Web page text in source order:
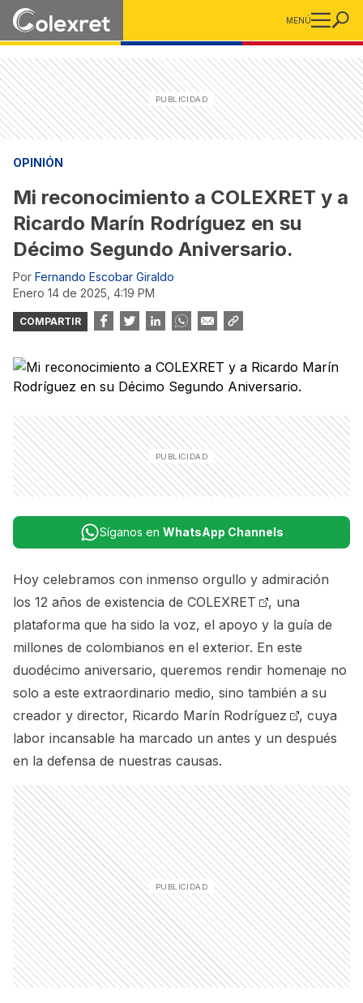
MENÚ
OPINIÓN
Mi reconocimiento a COLEXRET y a
Ricardo Marín Rodríguez en su
Décimo Segundo Aniversario.
Por Fernando Escobar Giraldo
enero 14 de 2025, 4:19 PM
COMPARTIR
Síganos en WhatsApp Channels
Hoy celebramos con inmenso orgullo y admiración
los 12 años de existencia de COLEXRET
, una
plataforma que ha sido la voz, el apoyo y la guía de
millones de colombianos en el exterior. En este
duodécimo aniversario, queremos rendir homenaje no
solo a este extraordinario medio, sino también a su
creador y director, Ricardo Marín Rodríguez
, cuya
labor incansable ha marcado un antes y un después
en la defensa de nuestras causas.